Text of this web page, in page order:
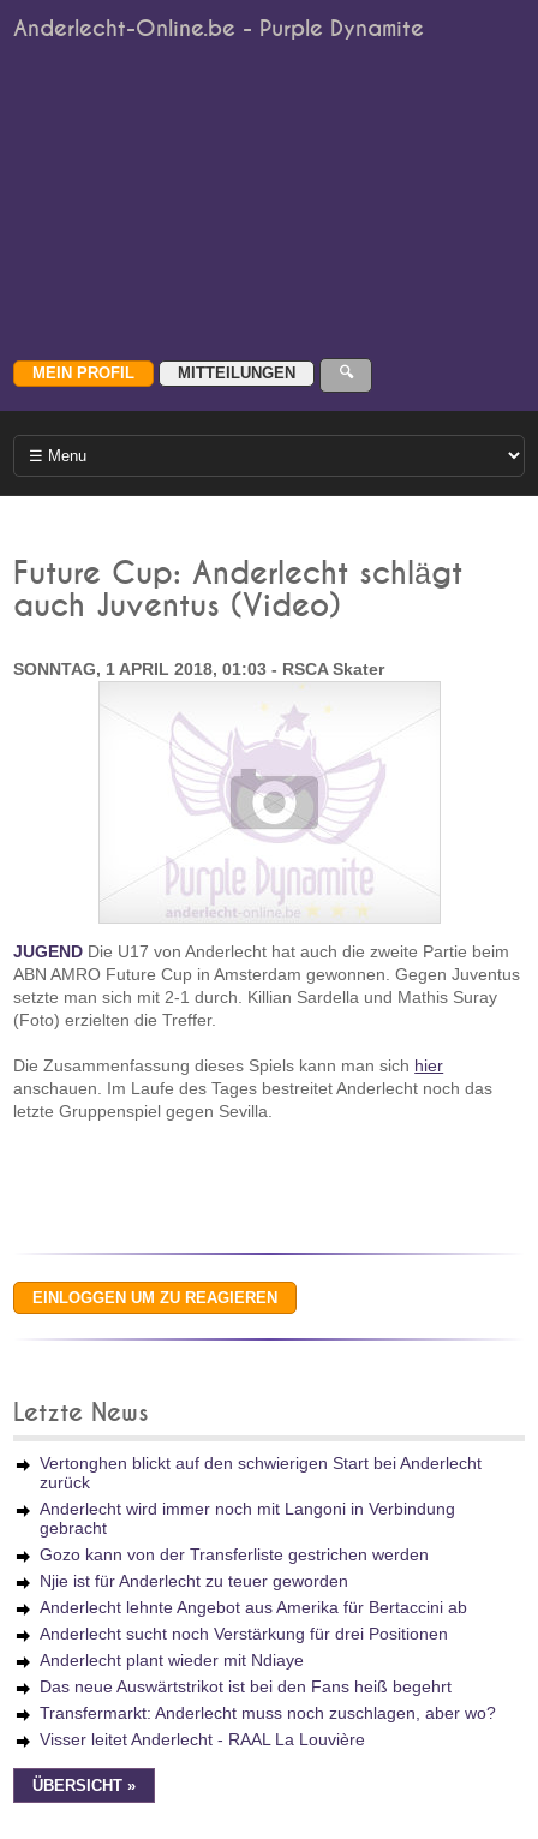
Anderlecht-Online.be - Purple Dynamite
Future Cup: Anderlecht schlägt
auch Juventus (Video)
SONNTAG, 1 APRIL 2018, 01:03 - RSCA Skater
JUGEND Die U17 von Anderlecht hat auch die zweite Partie beim
ABN AMRO Future Cup in Amsterdam gewonnen. Gegen Juventus
setzte man sich mit 2-1 durch. Killian Sardella und Mathis Suray
(Foto) erzielten die Treffer.
Die Zusammenfassung dieses Spiels kann man sich hier
anschauen. Im Laufe des Tages bestreitet Anderlecht noch das
letzte Gruppenspiel gegen Sevilla.
Letzte News
Vertonghen blickt auf den schwierigen Start bei Anderlecht
zurück
Anderlecht wird immer noch mit Langoni in Verbindung
gebracht
Gozo kann von der Transferliste gestrichen werden
Njie ist für Anderlecht zu teuer geworden
Anderlecht lehnte Angebot aus Amerika für Bertaccini ab
Anderlecht sucht noch Verstärkung für drei Positionen
Anderlecht plant wieder mit Ndiaye
Das neue Auswärtstrikot ist bei den Fans heiß begehrt
Transfermarkt: Anderlecht muss noch zuschlagen, aber wo?
Visser leitet Anderlecht - RAAL La Louvière
ÜBERSICHT »